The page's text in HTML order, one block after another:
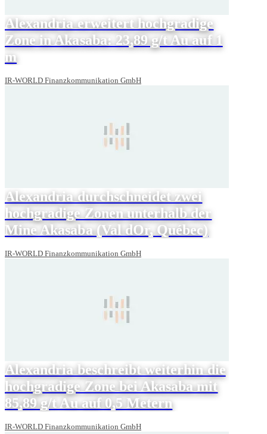
Alexandria erweitert hochgradige
Zone in Akasaba: 23,89 g/t Au auf 1
m
IR-WORLD Finanzkommunikation GmbH
Alexandria durchschneidet zwei
hochgradige Zonen unterhalb der
Mine Akasaba (Val dOr, Québec)
IR-WORLD Finanzkommunikation GmbH
Alexandria beschreibt weiterhin die
hochgradige Zone bei Akasaba mit
85,89 g/t Au auf 0,5 Metern
IR-WORLD Finanzkommunikation GmbH